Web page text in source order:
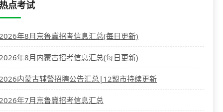
点考试
年8月京鲁冀招考信息汇总(每日更新)
年8月内蒙古招考信息汇总(每日更新)
内蒙古辅警招聘公告汇总|12盟市持续更新
年7月京鲁冀招考信息汇总